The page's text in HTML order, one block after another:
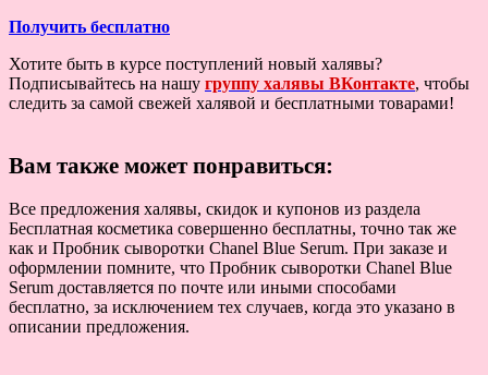
Получить бесплатно
Хотите быть в курсе поступлений новый халявы?
Подписывайтесь на нашу группу халявы ВКонтакте, чтобы
следить за самой свежей халявой и бесплатными товарами!
Вам также может понравиться:
Все предложения халявы, скидок и купонов из раздела
Бесплатная косметика совершенно бесплатны, точно так же
как и Пробник сыворотки Chanel Blue Serum. При заказе и
оформлении помните, что Пробник сыворотки Chanel Blue
Serum доставляется по почте или иными способами
бесплатно, за исключением тех случаев, когда это указано в
описании предложения.